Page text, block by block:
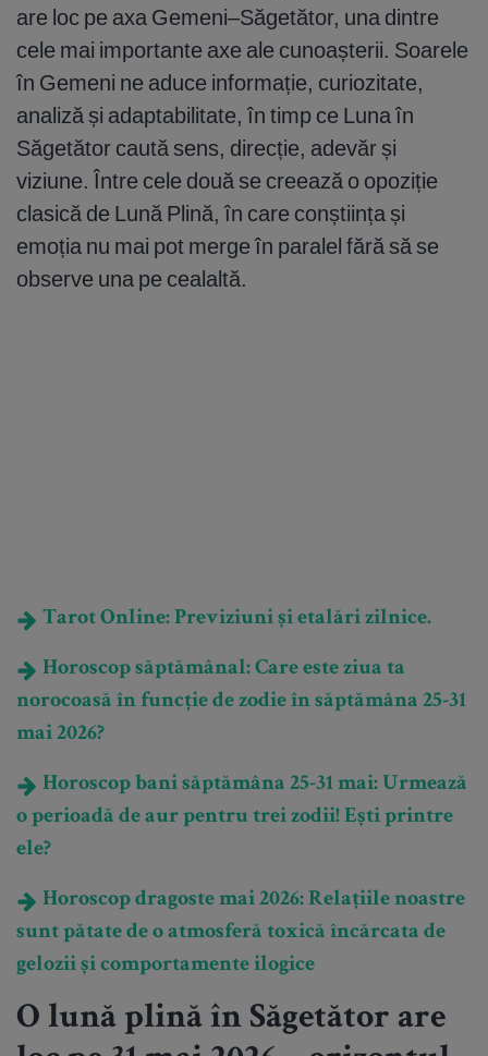
are loc pe axa Gemeni–Săgetător, una dintre
cele mai importante axe ale cunoașterii. Soarele
în Gemeni ne aduce informație, curiozitate,
analiză și adaptabilitate, în timp ce Luna în
Săgetător caută sens, direcție, adevăr și
viziune. Între cele două se creează o opoziție
clasică de Lună Plină, în care conștiința și
emoția nu mai pot merge în paralel fără să se
observe una pe cealaltă.
Tarot Online: Previziuni și etalări zilnice.
Horoscop săptămânal: Care este ziua ta
norocoasă în funcție de zodie în săptămâna 25-31
mai 2026?
Horoscop bani săptămâna 25-31 mai: Urmează
o perioadă de aur pentru trei zodii! Ești printre
ele?
Horoscop dragoste mai 2026: Relațiile noastre
sunt pătate de o atmosferă toxică încărcata de
gelozii și comportamente ilogice
O lună plină în Săgetător are